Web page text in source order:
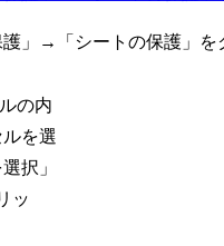
」→「シートの保護」を
の内
を選
択」
ッ